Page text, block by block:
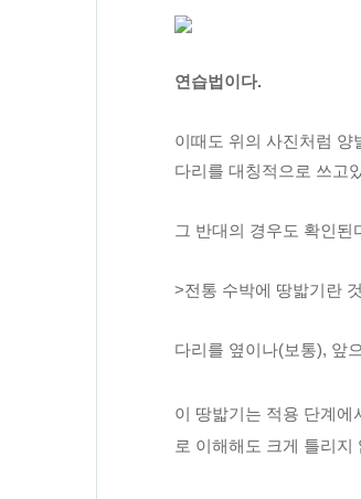
연습법이다.
이때도 위의 사진처럼 양
다리를 대칭적으로 쓰고
그 반대의 경우도 확인된
>전통 수박에 땅밟기란
다리를 옆이나(보통), 앞
이 땅밟기는 적용 단계에
로 이해해도 크게 틀리지